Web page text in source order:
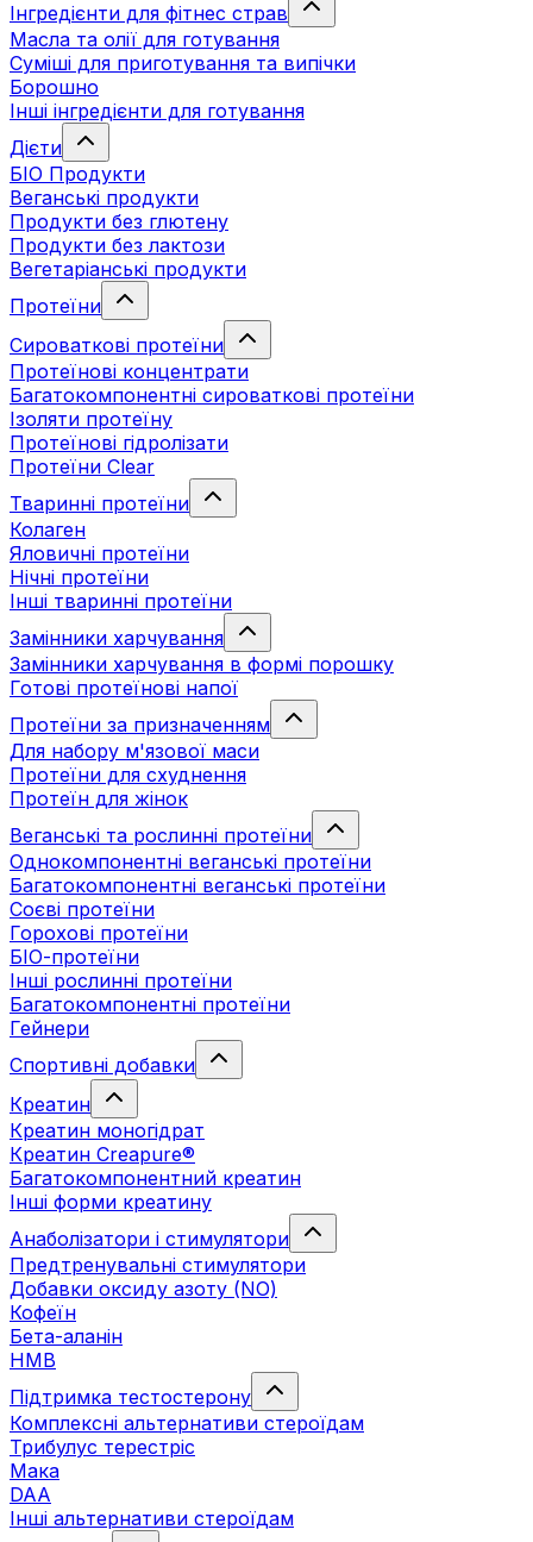
Інгредієнти для фітнес страв
Масла та олії для готування
Суміші для приготування та випічки
Борошно
Інші інгредієнти для готування
Дієти
БІО Продукти
Веганські продукти
Продукти без глютену
Продукти без лактози
Вегетаріанські продукти
Протеїни
Сироваткові протеїни
Протеїнові концентрати
Багатокомпонентні сироваткові протеїни
Ізоляти протеїну
Протеїнові гідролізати
Протеїни Clear
Тваринні протеїни
Колаген
Яловичні протеїни
Нічні протеїни
Інші тваринні протеїни
Замінники харчування
Замінники харчування в формі порошку
Готові протеїнові напої
Протеїни за призначенням
Для набору м'язової маси
Протеїни для схуднення
Протеїн для жінок
Веганські та рослинні протеїни
Однокомпонентні веганські протеїни
Багатокомпонентні веганські протеїни
Cоєві протеїни
Горохові протеїни
БІО-протеїни
Інші рослинні протеїни
Багатокомпонентні протеїни
Гейнери
Спортивні добавки
Креатин
Креатин моногідрат
Креатин Creapure®
Багатокомпонентний креатин
Інші форми креатину
Анаболізатори і стимулятори
Предтренувальні стимулятори
Добавки оксиду азоту (NO)
Кофеїн
Бета-аланін
HMB
Підтримка тестостерону
Комплексні альтернативи стероїдам
Трибулус терестріс
Мака
DAA
Інші альтернативи стероїдам